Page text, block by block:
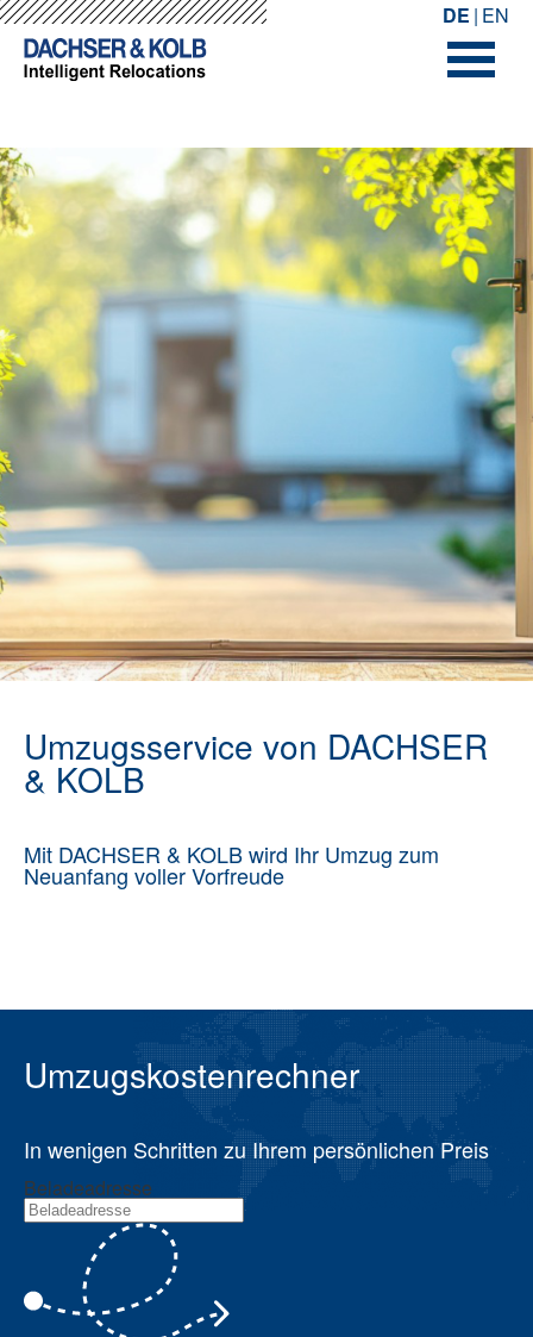
-->--> DE EN
Umzugsservice von DACHSER
& KOLB
Mit DACHSER & KOLB wird Ihr Umzug zum
Neuanfang voller Vorfreude
Umzugskostenrechner
In wenigen Schritten zu Ihrem persönlichen Preis
Beladeadresse